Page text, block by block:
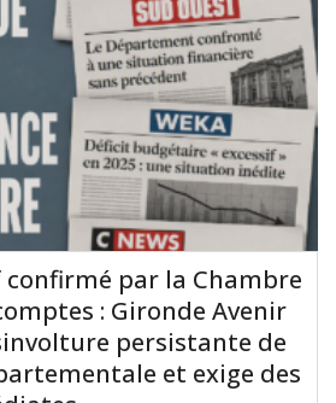
confirmé par la Chambre
: Gironde Avenir
persistante de
et exige des